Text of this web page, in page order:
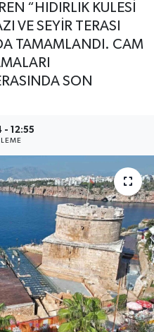
“HIDIRLIK KULESİ
VE SEYİR TERASI
TAMAMLANDI. CAM
SON
- 12:55